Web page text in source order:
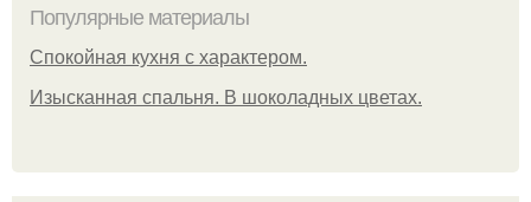
Популярные материалы
Спокойная кухня с характером.
Изысканная спальня. В шоколадных цветах.